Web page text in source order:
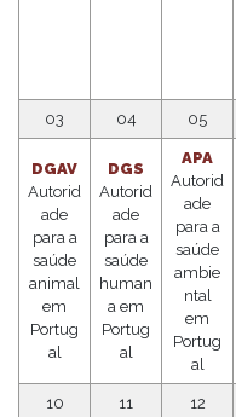
03 04 05
DGAV
Autorid
ade
para a
saúde
animal
em
Portug
al
DGS
Autorid
ade
para a
saúde
human
a em
Portug
al
APA
Autorid
ade
para a
saúde
ambie
ntal
em
Portug
al
10 11 12